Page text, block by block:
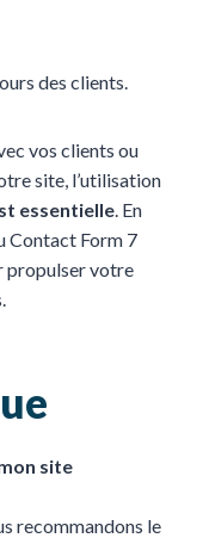
des clients.
vos clients ou
site, l’utilisation
essentielle . En
Contact Form 7
propulser votre
site
recommandons le